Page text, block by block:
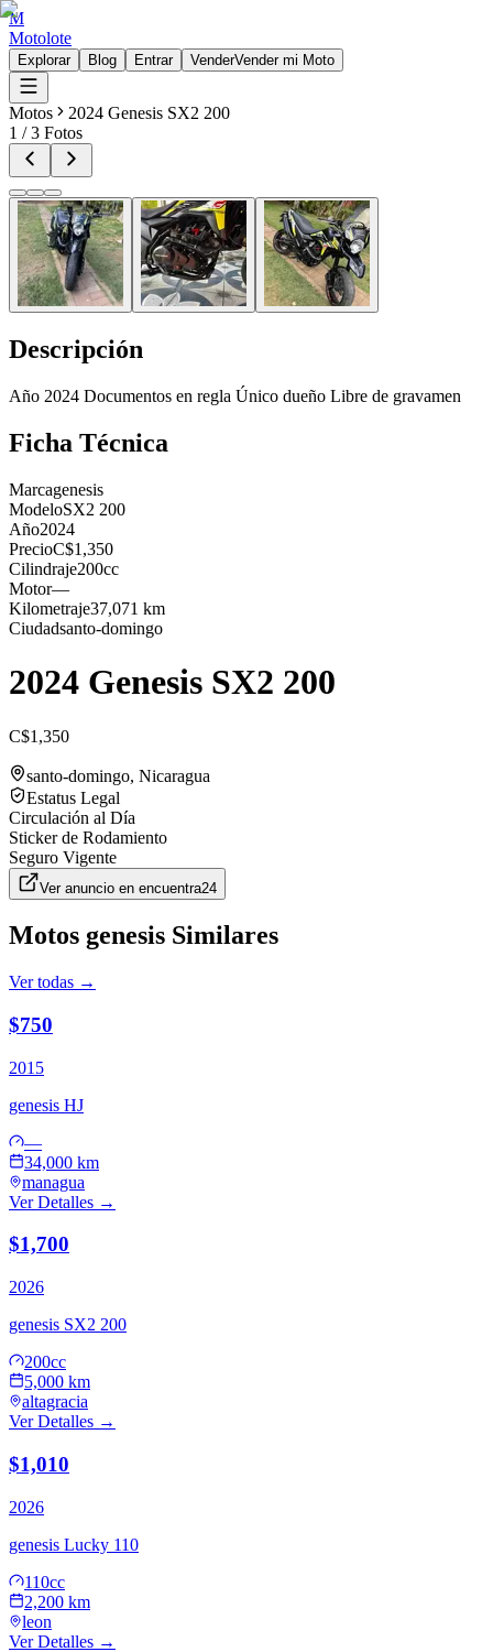
M
Motolote
Explorar Blog Entrar VenderVender mi Moto
Motos
2024 Genesis SX2 200
1 /3 Fotos
Descripción
Año 2024 Documentos en regla Único dueño Libre de gravamen
Ficha Técnica
Marcagenesis
ModeloSX2 200
Año2024
PrecioC$1,350
Cilindraje200cc
Motor—
Kilometraje37,071 km
Ciudadsanto-domingo
2024 Genesis SX2 200
C$1,350
santo-domingo, Nicaragua
Estatus Legal
Circulación al Día
Sticker de Rodamiento
Seguro Vigente
Ver anuncio en encuentra24
Motos genesis Similares
Ver todas →
$750
2015
genesis HJ
—
34,000 km
managua
Ver Detalles →
$1,700
2026
genesis SX2 200
200cc
5,000 km
altagracia
Ver Detalles →
$1,010
2026
genesis Lucky 110
110cc
2,200 km
leon
Ver Detalles →